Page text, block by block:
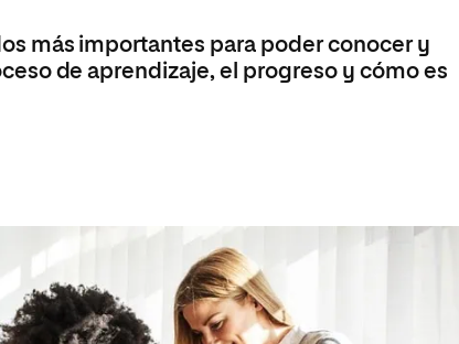
más importantes para poder conocer y
de aprendizaje, el progreso y cómo es